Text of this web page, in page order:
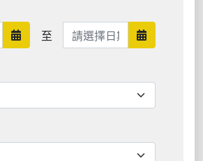
日期範圍開始
至 日期範圍結束 日期範圍